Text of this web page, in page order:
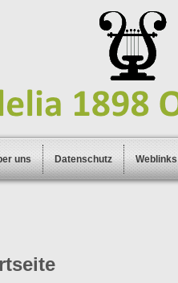
uns Datenschutz Weblinks